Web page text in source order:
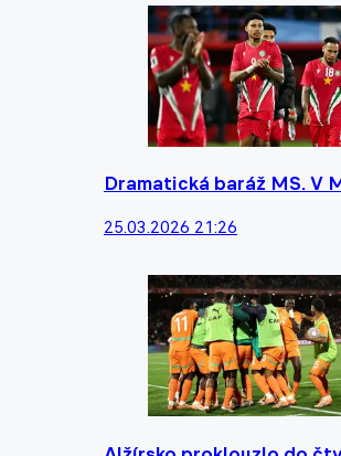
Dramatická baráž MS. V
25.03.2026 21:26